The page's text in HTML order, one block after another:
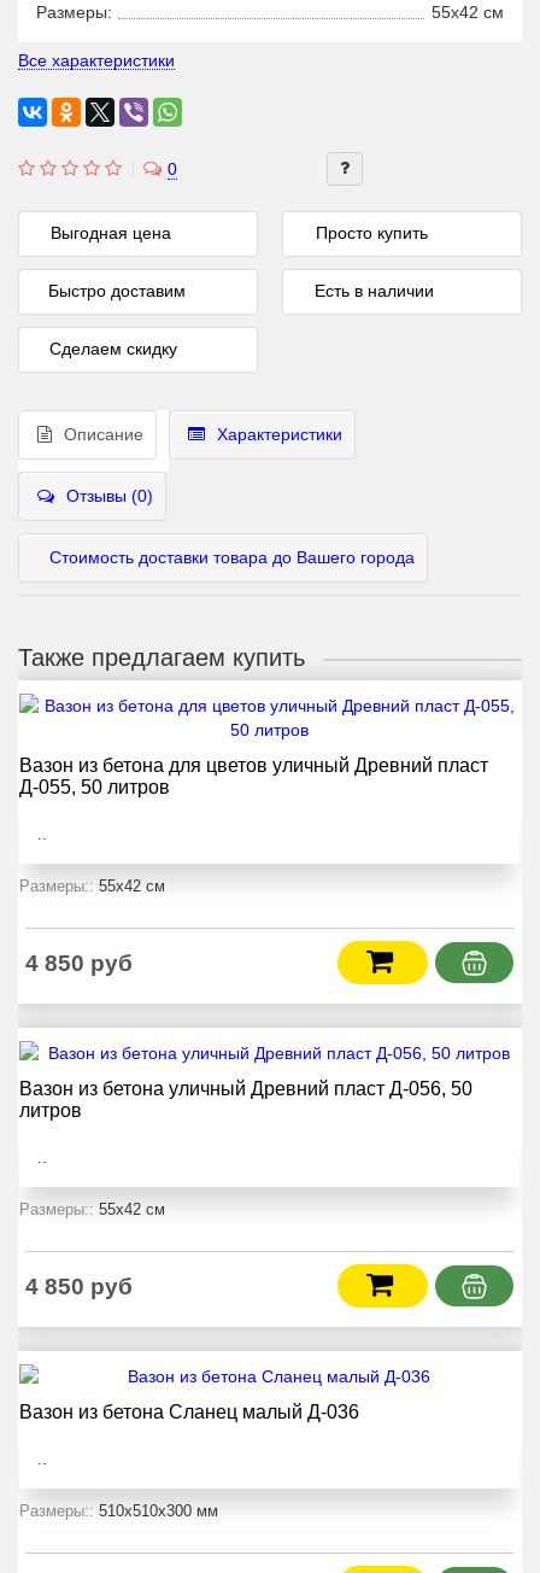
Размеры: 55x42 см
Все характеристики
0
Выгодная цена Просто купить
Быстро доставим Есть в наличии
Сделаем скидку
Описание Характеристики
Отзывы (0)
Стоимость доставки товара до Вашего города
Также предлагаем купить
Вазон из бетона для цветов уличный Древний пласт
Д-055, 50 литров
..
Размеры:: 55x42 см
4 850 руб
Вазон из бетона уличный Древний пласт Д-056, 50
литров
..
Размеры:: 55x42 см
4 850 руб
Вазон из бетона Сланец малый Д-036
..
Размеры:: 510x510x300 мм